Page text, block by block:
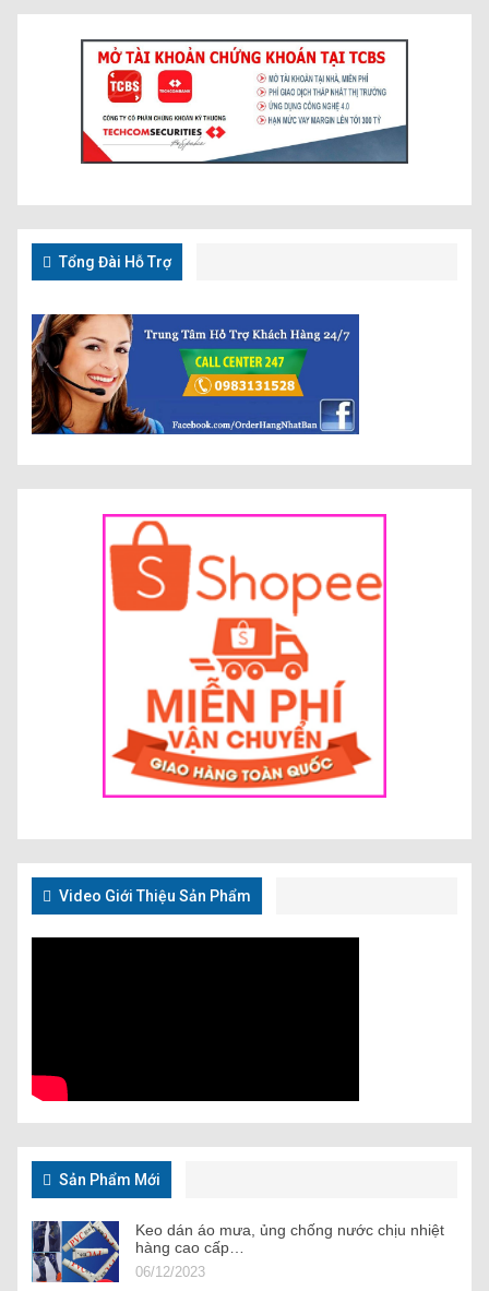
Tổng Đài Hỗ Trợ
Video Giới Thiệu Sản Phẩm
Sản Phẩm Mới
Keo dán áo mưa, ủng chống nước chịu nhiệt
hàng cao cấp…
06/12/2023